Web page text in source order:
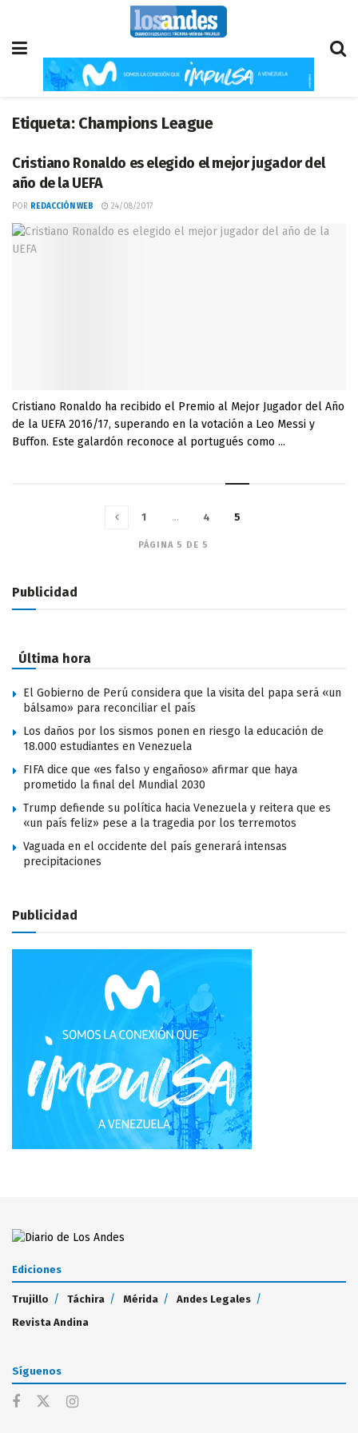
Etiqueta: Champions League
Cristiano Ronaldo es elegido el mejor jugador del
año de la UEFA
POR REDACCIÓN WEB 24/08/2017
Cristiano Ronaldo ha recibido el Premio al Mejor Jugador del Año
de la UEFA 2016/17, superando en la votación a Leo Messi y
Buffon. Este galardón reconoce al portugués como ...
PÁGINA 5 DE 5
1 … 4 5
Publicidad
Última hora
El Gobierno de Perú considera que la visita del papa será «un
bálsamo» para reconciliar el país
Los daños por los sismos ponen en riesgo la educación de
18.000 estudiantes en Venezuela
FIFA dice que «es falso y engañoso» afirmar que haya
prometido la final del Mundial 2030
Trump defiende su política hacia Venezuela y reitera que es
«un país feliz» pese a la tragedia por los terremotos
Vaguada en el occidente del país generará intensas
precipitaciones
Publicidad
Ediciones
Trujillo Táchira Mérida
Andes Legales
Revista Andina
Síguenos